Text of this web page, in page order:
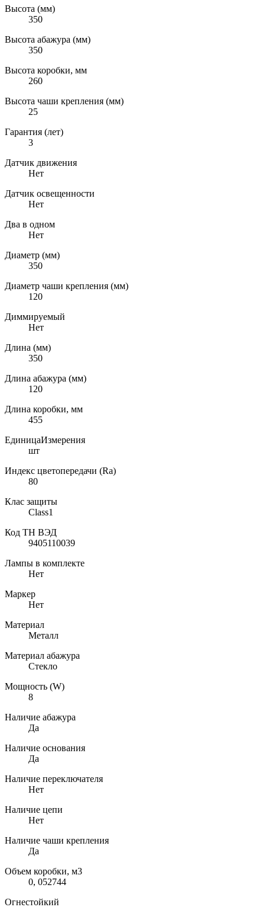
Высота (мм)
350
Высота абажура (мм)
350
Высота коробки, мм
260
Высота чаши крепления (мм)
25
Гарантия (лет)
3
Датчик движения
Нет
Датчик освещенности
Нет
Два в одном
Нет
Диаметр (мм)
350
Диаметр чаши крепления (мм)
120
Диммируемый
Нет
Длина (мм)
350
Длина абажура (мм)
120
Длина коробки, мм
455
ЕдиницаИзмерения
шт
Индекс цветопередачи (Ra)
80
Клас защиты
Class1
Код ТН ВЭД
9405110039
Лампы в комплекте
Нет
Маркер
Нет
Материал
Металл
Материал абажура
Стекло
Мощность (W)
8
Наличие абажура
Да
Наличие основания
Да
Наличие переключателя
Нет
Наличие цепи
Нет
Наличие чаши крепления
Да
Объем коробки, м3
0, 052744
Огнестойкий